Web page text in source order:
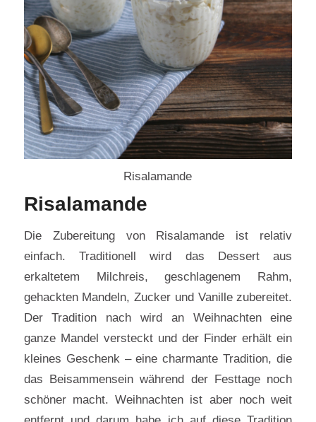
Risalamande
Risalamande
Die Zubereitung von Risalamande ist relativ
einfach. Traditionell wird das Dessert aus
erkaltetem Milchreis, geschlagenem Rahm,
gehackten Mandeln, Zucker und Vanille zubereitet.
Der Tradition nach wird an Weihnachten eine
ganze Mandel versteckt und der Finder erhält ein
kleines Geschenk – eine charmante Tradition, die
das Beisammensein während der Festtage noch
schöner macht. Weihnachten ist aber noch weit